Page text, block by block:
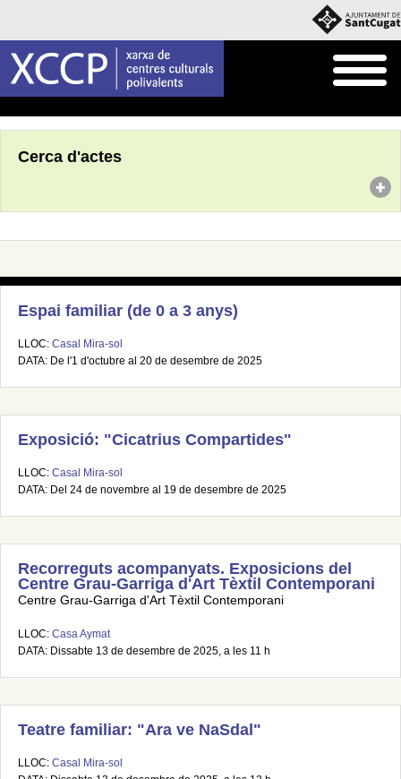
Cerca d'actes
Espai familiar (de 0 a 3 anys)
LLOC: Casal Mira-sol
DATA: De l'1 d'octubre al 20 de desembre de 2025
Exposició: "Cicatrius Compartides"
LLOC: Casal Mira-sol
DATA: Del 24 de novembre al 19 de desembre de 2025
Recorreguts acompanyats. Exposicions del
Centre Grau-Garriga d'Art Tèxtil Contemporani
Centre Grau-Garriga d'Art Tèxtil Contemporani
LLOC: Casa Aymat
DATA: Dissabte 13 de desembre de 2025, a les 11 h
Teatre familiar: "Ara ve NaSdal"
LLOC: Casal Mira-sol